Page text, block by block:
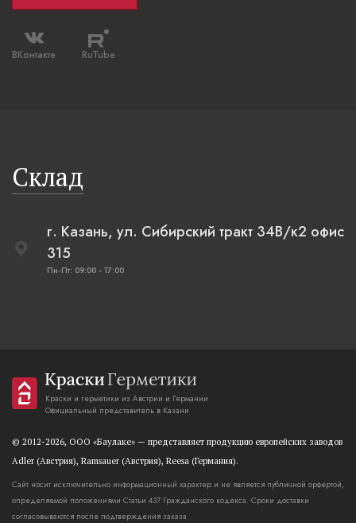
ВКонтакте RuTube
Склад
г. Казань, ул. Сибирский тракт 34В/к2 офис
315
Пн-Пт: 09:00 - 17:00
Краски и герметики из Австрии и Германии
Официальный представитель в Казани
© 2012-2026, OOO «Баулаке» — представляет продукцию европейских заводов
Adler (Австрия), Ramsauer (Австрия), Reesa (Германия).
Сайт носит исключительно информационный характер и не является публичной орфертой,
определяемой положениями Статьи 437 Гражданского кодекса. Сроки доставки
согласовываются после подтверждения заказа